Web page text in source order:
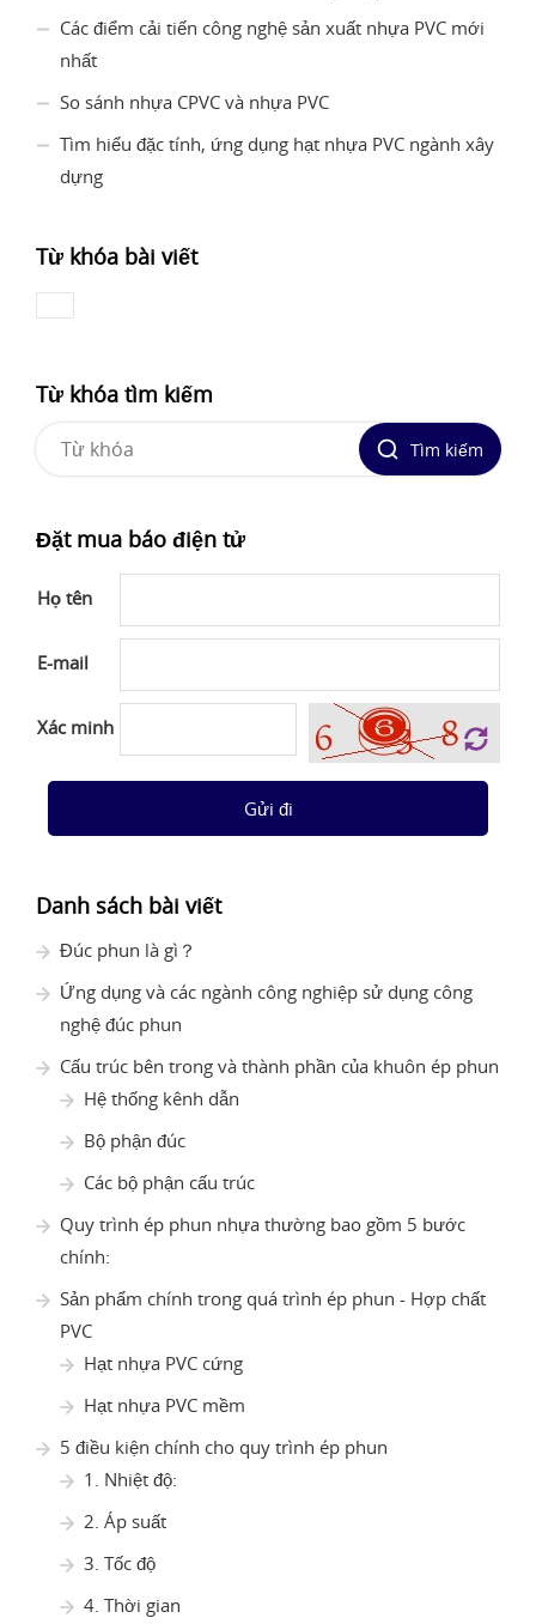
Các điểm cải tiến công nghệ sản xuất nhựa PVC mới
nhất
So sánh nhựa CPVC và nhựa PVC
Tìm hiểu đặc tính, ứng dụng hạt nhựa PVC ngành xây
dựng
Từ khóa bài viết
Từ khóa tìm kiếm
Tìm kiếm
Đặt mua báo điện tử
Họ tên
E-mail
Xác minh
Gửi đi
Danh sách bài viết
Đúc phun là gì？
Ứng dụng và các ngành công nghiệp sử dụng công
nghệ đúc phun
Cấu trúc bên trong và thành phần của khuôn ép phun
Hệ thống kênh dẫn
Bộ phận đúc
Các bộ phận cấu trúc
Quy trình ép phun nhựa thường bao gồm 5 bước
chính:
Sản phẩm chính trong quá trình ép phun - Hợp chất
PVC
Hạt nhựa PVC cứng
Hạt nhựa PVC mềm
5 điều kiện chính cho quy trình ép phun
1. Nhiệt độ:
2. Áp suất
3. Tốc độ
4. Thời gian